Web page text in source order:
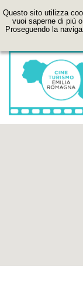
Questo sito utilizza
vuoi saperne di più
Proseguendo la